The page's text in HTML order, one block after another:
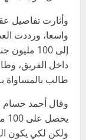
وأثارت تفاصيل
واسعا، ورددت
إلى 100
داخل الفريق،
طالب بالمساواة
وقال أحمد حسام
ولكن لكي يكون